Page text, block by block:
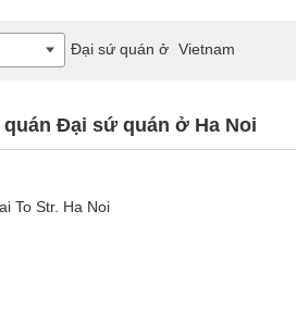
Đại sứ quán ở Ha Noi
To Str. Ha Noi
Đại sứ quán ở Vietnam